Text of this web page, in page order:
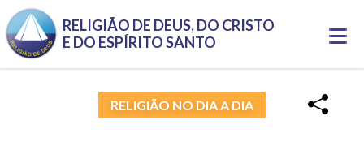
RELIGIÃO DE DEUS, DO CRISTO
E DO ESPÍRITO SANTO
RELIGIÃO NO DIA A DIA